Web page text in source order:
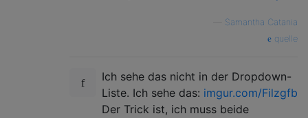
Samantha Catania
quelle
Ich sehe das nicht in der Dropdown-
Liste. Ich sehe das: imgur.com/Filzgfb
Der Trick ist, ich muss beide